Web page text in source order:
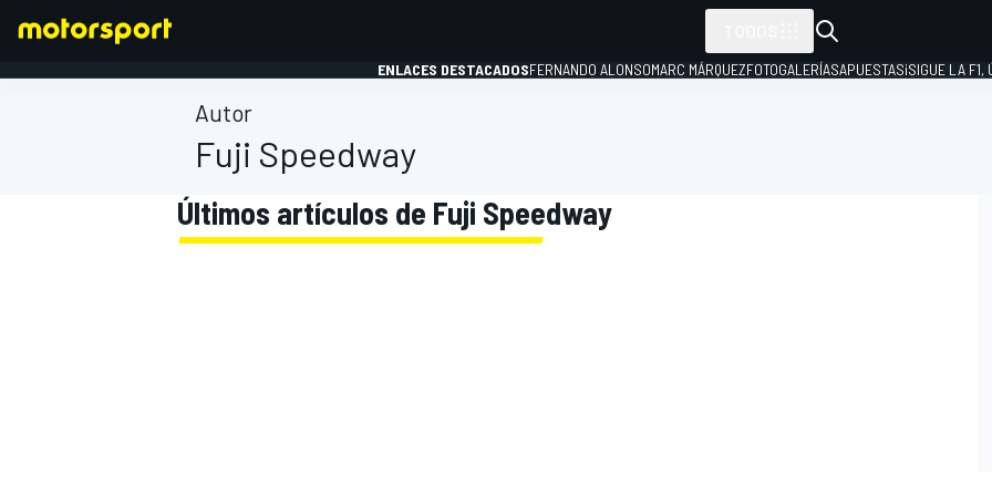
ENLACES DESTACADOSFERNANDO ALONSOMARC MÁRQUEZFOTOGALERÍASAPUESTAS¡SIGUE LA F1,
Autor
Fuji Speedway
Últimos artículos de Fuji Speedway